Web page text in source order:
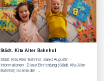
Städt. Kita Alter Bahnhof
Städt. Kita Alter Bahnhof, Sankt Augustin -
Informationen Diese Einrichtung (Städt. Kita Alter
Bahnhof) ist eine der …